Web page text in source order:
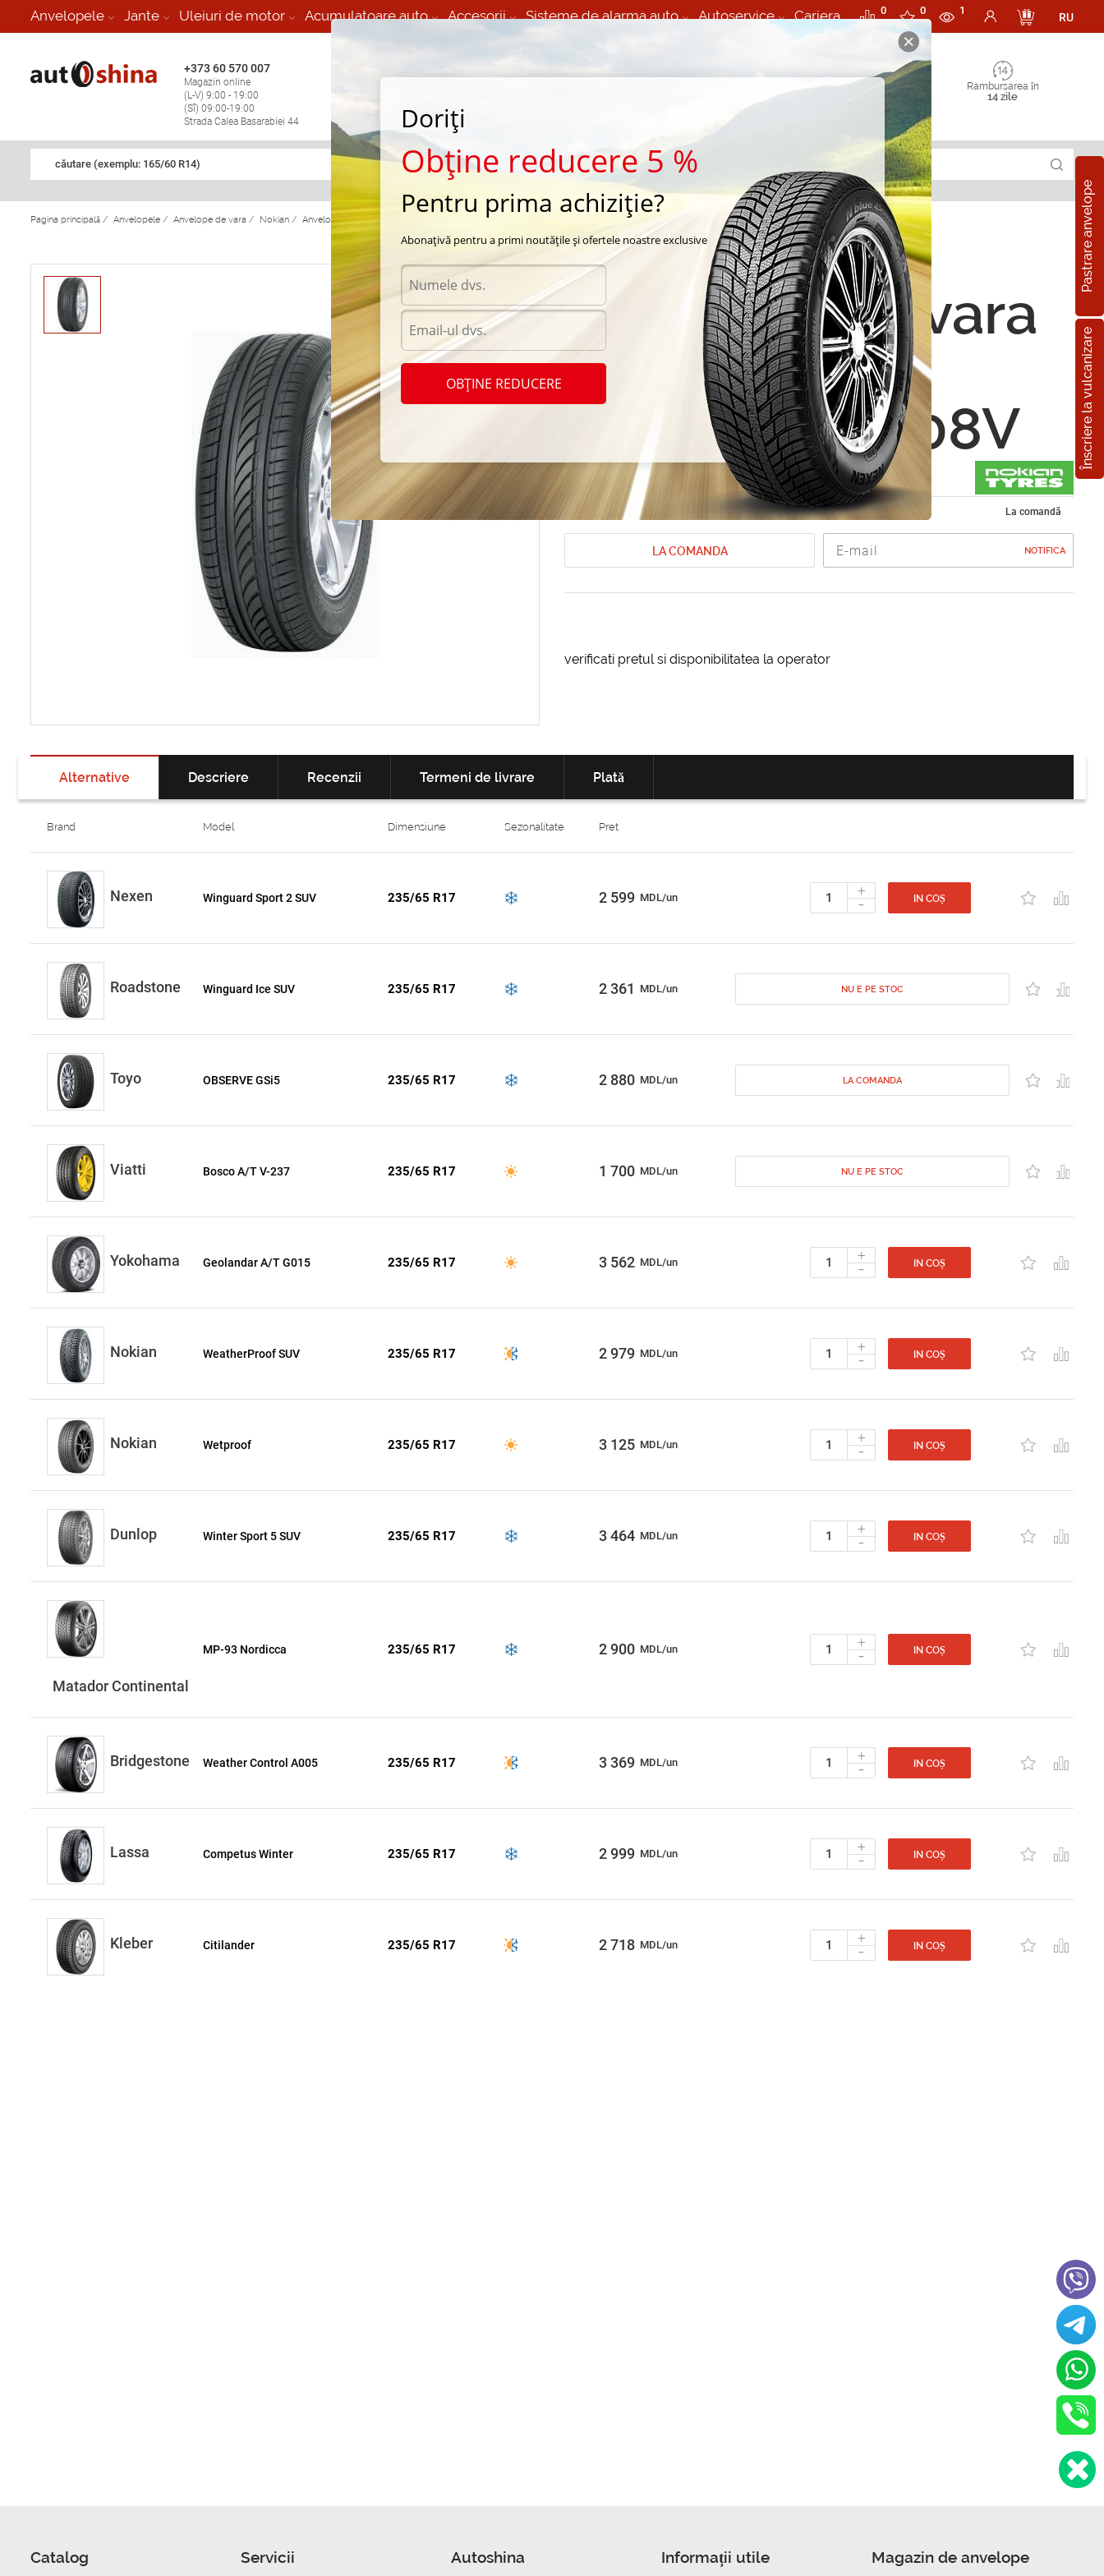
Anvelopele Jante Uleiuri de motor Acumulatoare auto Accesorii Sisteme de alarma auto Autoservice Cariera 0 0 1
RU
+373 60 570 007
Magazin online
(L-V) 9:00 - 19:00
(Sî) 09:00-19:00
Strada Calea Basarabiei 44
Vulcanizare Mobila 24/7 non
Rambursarea în
14 zile
căutare (exemplu: 165/60 R14)
Pastrare anvelope
Înscriere la vulcanizare
Pagina principală / Anvelopele / Anvelope de vara / Nokian / Anvelope de vara Nokian Nokian NRVi 235/65 R17 108V
Anvelope de vara
Nokian NRVi
235/65 R17 108V
Anvelope de vara Nokian Anvelope de vara 235/65 R17
Cod produs: AT-85652 La comandă
LA COMANDA NOTIFICA
verificati pretul si disponibilitatea la operator
Alternative Descriere Recenzii Termeni de livrare Plată
Brand Model Dimensiune Sezonalitate Pret
Nexen Winguard Sport 2 SUV 235/65 R17 2 599 MDL/un +
- IN COȘ
Roadstone Winguard Ice SUV 235/65 R17 2 361 MDL/un NU E PE STOC
Toyo OBSERVE GSi5 235/65 R17 2 880 MDL/un LA COMANDA
Viatti Bosco A/T V-237 235/65 R17 1 700 MDL/un NU E PE STOC
Yokohama Geolandar A/T G015 235/65 R17 3 562 MDL/un +
- IN COȘ
Nokian WeatherProof SUV 235/65 R17 2 979 MDL/un +
- IN COȘ
Nokian Wetproof 235/65 R17 3 125 MDL/un +
- IN COȘ
Dunlop Winter Sport 5 SUV 235/65 R17 3 464 MDL/un +
- IN COȘ
Matador Continental
MP-93 Nordicca 235/65 R17 2 900 MDL/un +
- IN COȘ
Bridgestone Weather Control A005 235/65 R17 3 369 MDL/un +
- IN COȘ
Lassa Competus Winter 235/65 R17 2 999 MDL/un +
- IN COȘ
Kleber Citilander 235/65 R17 2 718 MDL/un +
- IN COȘ
Catalog Servicii Autoshina Informații utile Magazin de anvelope
Doriți
Obține reducere 5 %
Pentru prima achiziție?
Abonațivă pentru a primi noutățile și ofertele noastre exclusive
OBȚINE REDUCERE